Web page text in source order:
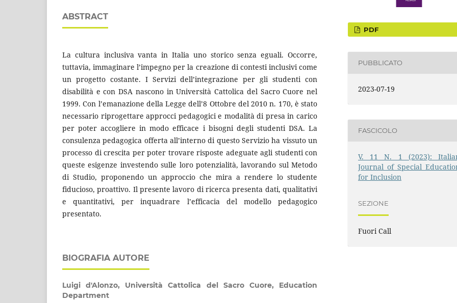
ABSTRACT
La cultura inclusiva vanta in Italia uno storico senza eguali. Occorre,
tuttavia, immaginare l’impegno per la creazione di contesti inclusivi come
un progetto costante. I Servizi dell’integrazione per gli studenti con
disabilità e con DSA nascono in Università Cattolica del Sacro Cuore nel
1999. Con l’emanazione della Legge dell’8 Ottobre del 2010 n. 170, è stato
necessario riprogettare approcci pedagogici e modalità di presa in carico
per poter accogliere in modo efficace i bisogni degli studenti DSA. La
consulenza pedagogica offerta all’interno di questo Servizio ha vissuto un
processo di crescita per poter trovare risposte adeguate agli studenti con
queste esigenze investendo sulle loro potenzialità, lavorando sul Metodo
di Studio, proponendo un approccio che mira a rendere lo studente
fiducioso, proattivo. Il presente lavoro di ricerca presenta dati, qualitativi
e quantitativi, per inquadrare l’efficacia del modello pedagogico
presentato.
BIOGRAFIA AUTORE
Luigi d'Alonzo, Università Cattolica del Sacro Cuore, Education
Department
PDF
PUBBLICATO
2023-07-19
FASCICOLO
V. 11 N. 1 (2023):
Journal of Special
for Inclusion
SEZIONE
Fuori Call